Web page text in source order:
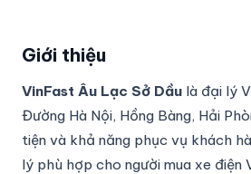
Giới thiệu
VinFast Âu Lạc Sở Dầu là đại lý
Đường Hà Nội, Hồng Bàng, Hải
tiện và khả năng phục vụ khách
lý phù hợp cho người mua xe điện